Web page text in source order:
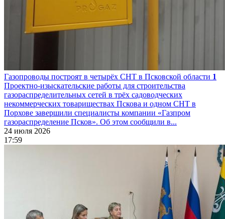
Газопроводы построят в четырёх СНТ в Псковской области 1
Проектно-изыскательские работы для строительства
газораспределительных сетей в трёх садоводческих
некоммерческих товариществах Пскова и одном СНТ в
Порхове завершили специалисты компании «Газпром
газораспределение Псков». Об этом сообщили в...
24 июля 2026
17:59